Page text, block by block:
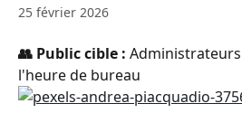
25 février 2026
👥 Public cible :
l'heure de bureau